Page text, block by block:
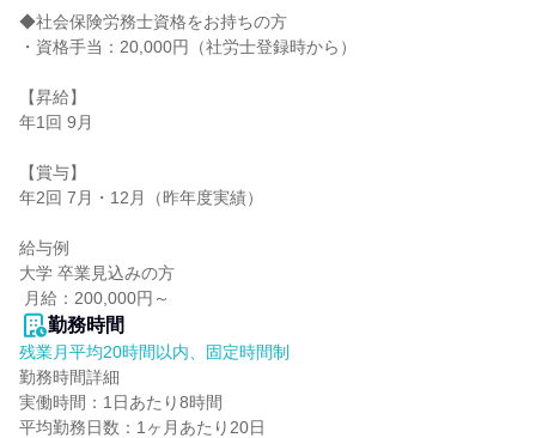
◆社会保険労務士資格をお持ちの方
・資格手当：20,000円（社労士登録時から）
【昇給】
年1回 9月
【賞与】
年2回 7月・12月（昨年度実績）
給与例
大学 卒業見込みの方
月給：200,000円～
勤務時間
残業月平均20時間以内、固定時間制
勤務時間詳細
実働時間：1日あたり8時間
平均勤務日数：1ヶ月あたり20日